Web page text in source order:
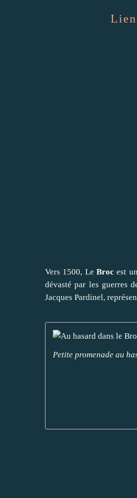
Vers 1500, Le Broc est
dévasté par les guerres
Jacques Pardinel,
Petite promenade au